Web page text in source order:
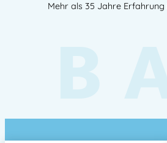
Mehr als 35 Jahre